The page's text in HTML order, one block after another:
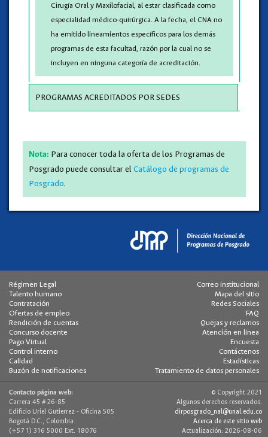
Cirugía Oral y Maxilofacial, al estar clasificada como
especialidad médico-quirúrgica. A la fecha, el CNA no
ha emitido lineamientos específicos para los demás
programas de esta facultad, razón por la cual no se
incluyen en ninguna categoría de acreditación.
PROGRAMAS ACREDITADOS POR SEDES
Nota: Para conocer toda la oferta de los Programas de
Posgrado puede consultar el Catálogo de programas de
Posgrado.
Régimen Legal
Talento humano
Contratación
Ofertas de empleo
Rendición de cuentas
Concurso docente
Pago Virtual
Control interno
Calidad
Buzón de notificaciones
Correo institucional
Mapa del sitio
Redes Sociales
FAQ
Quejas y reclamos
Atención en línea
Encuesta
Contáctenos
Estadísticas
Tratamiento de datos personales
Contacto página web:
Carrera 45 # 26-85
Edificio Uriel Gutierrez - Oficina 505
Bogotá D.C., Colombia
(+57 1) 316 5000 Ext. 18076
© Copyright 2021
Algunos derechos reservados.
dirposgrado_nal@unal.edu.co
Acerca de este sitio web
Actualización: 2026-08-06